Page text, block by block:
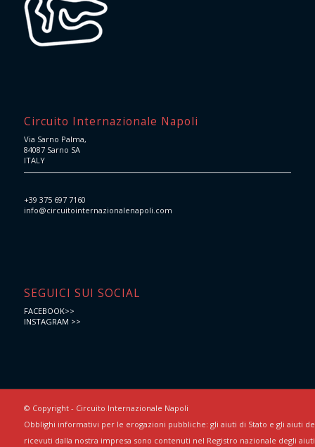
Circuito Internazionale Napoli
Via Sarno Palma,
84087 Sarno SA
ITALY
+39 375 697 7160
info@circuitointernazionalenapoli.com
SEGUICI SUI SOCIAL
FACEBOOK>>
INSTAGRAM >>
© Copyright - Circuito Internazionale Napoli
Obblighi informativi per le erogazioni pubbliche: gli aiuti di Stato e gli aiuti
ricevuti dalla nostra impresa sono contenuti nel Registro nazionale degli